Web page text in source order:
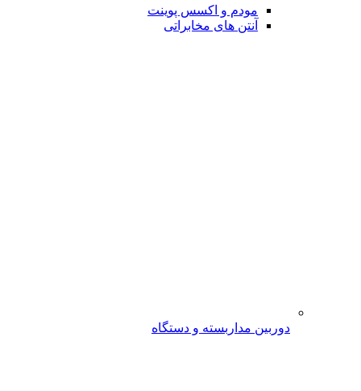
مودم و اکسس پوینت
آنتن های مخابراتی
دوربین مداربسته و دستگاه